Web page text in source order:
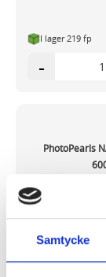
Samtycke
I lager 219 fp
-
PhotoPearls